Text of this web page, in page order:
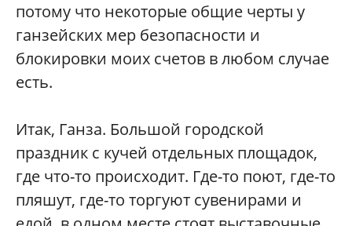
потому что некоторые общие черты у
ганзейских мер безопасности и
блокировки моих счетов в любом случае
есть.
Итак, Ганза. Большой городской
праздник с кучей отдельных площадок,
где что-то происходит. Где-то поют, где-то
пляшут, где-то торгуют сувенирами и